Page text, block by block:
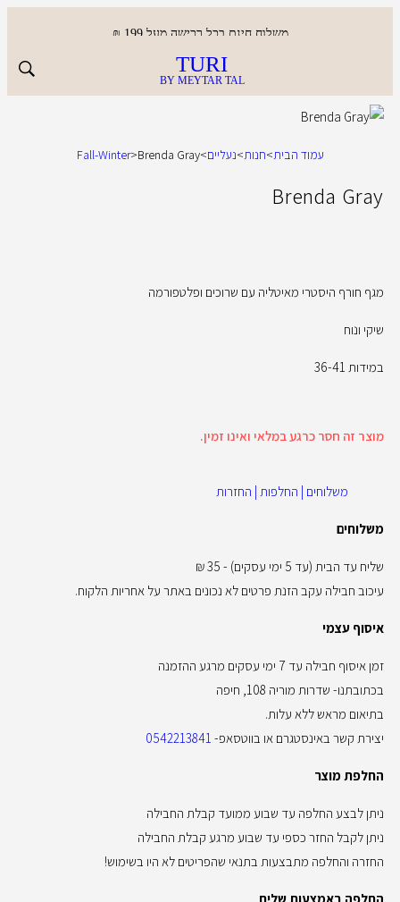
משלוח חינם בכל רכישה מעל 199 ₪
TURI
BY MEYTAR TAL
עמוד הבית>חנות>נעליים>
Fall-Winter>Brenda Gray
Brenda Gray
מגף חורף היסטרי מאיטליה עם שרוכים ופלטפורמה
שיקי ונוח
במידות 36-41
מוצר זה חסר כרגע במלאי ואינו זמין.
משלוחים | החלפות | החזרות
משלוחים
שליח עד הבית (עד 5 ימי עסקים) - 35 ₪
עיכוב חבילה עקב הזנת פרטים לא נכונים באתר על אחריות הלקוח.
איסוף עצמי
זמן איסוף חבילה עד 7 ימי עסקים מרגע ההזמנה
בכתובתנו- שדרות מוריה 108, חיפה
בתיאום מראש ללא עלות.
יצירת קשר באינסטגרם או בווטסאפ- 0542213841
החלפת מוצר
ניתן לבצע החלפה עד שבוע ממועד קבלת החבילה
ניתן לקבל החזר כספי עד שבוע מרגע קבלת החבילה
החזרה והחלפה מתבצעות בתנאי שהפריטים לא היו בשימוש!